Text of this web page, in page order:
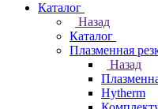
Каталог
Назад
Каталог
Плазменная
Назад
Hytherm